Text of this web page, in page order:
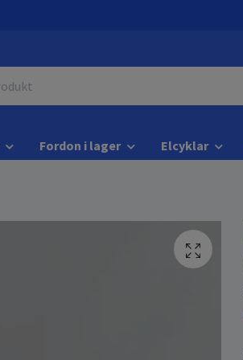
Fordon i lager Elcyklar